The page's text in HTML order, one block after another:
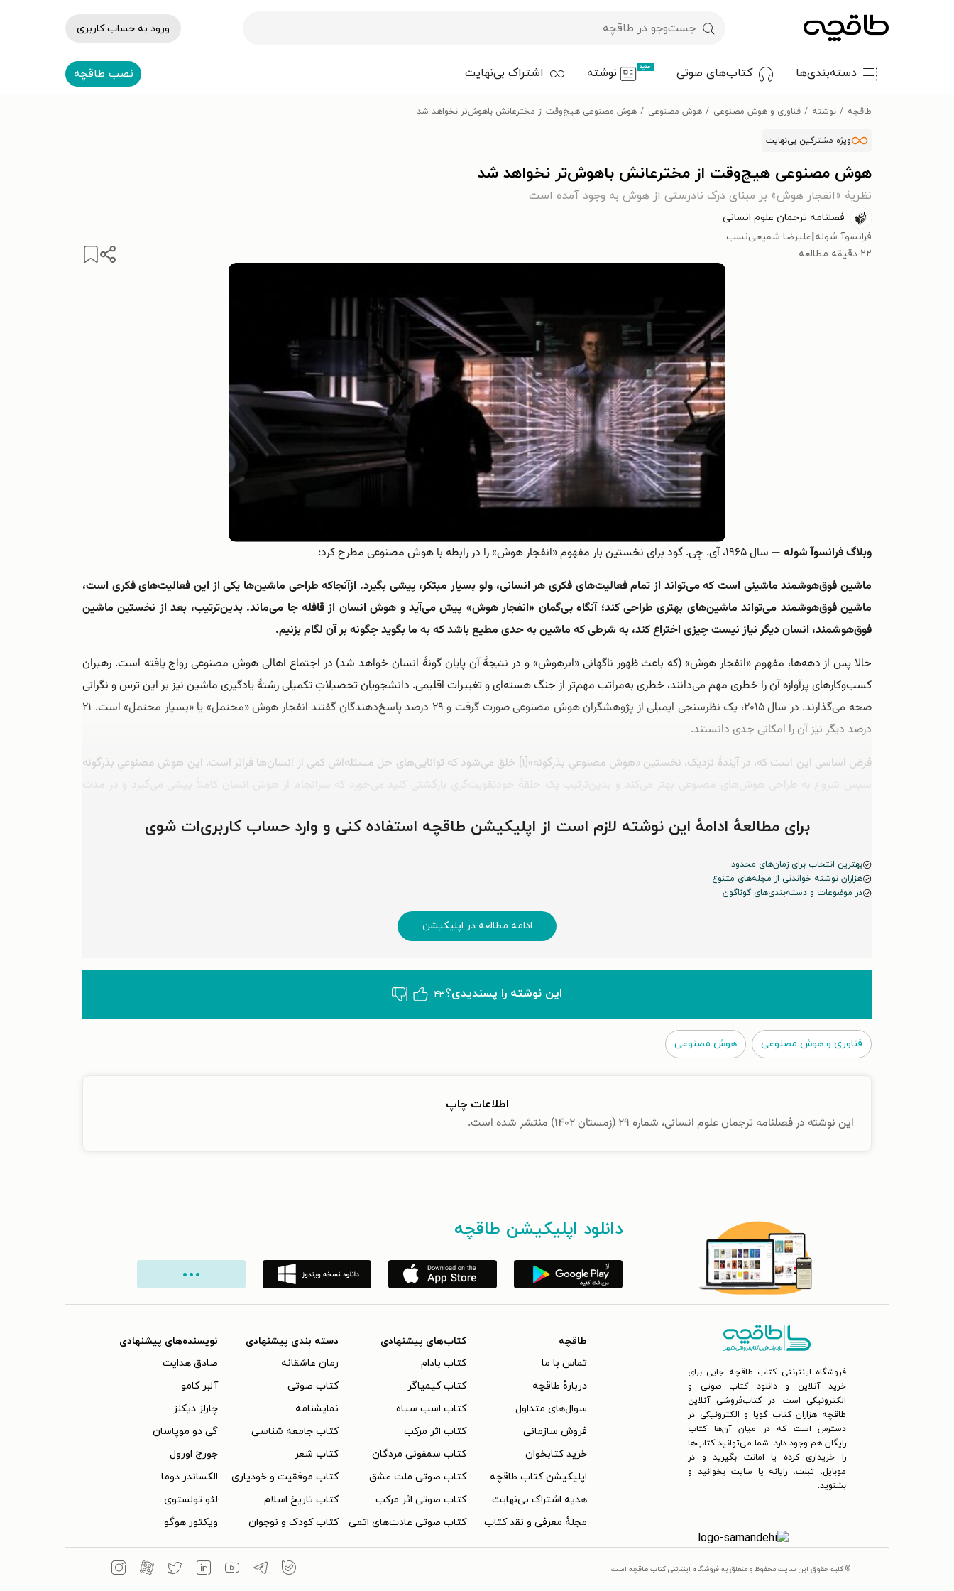
ورود به حساب کاربری
دسته‌بندی‌ها کتاب‌های صوتی جدید نوشته اشتراک بی‌نهایت نصب طاقچه
طاقچه نوشته فناوری و هوش مصنوعی هوش مصنوعی هوش مصنوعی هیچ‌وقت از مخترعانش باهوش‌تر نخواهد شد
ویژه مشترکین بی‌نهایت
هوش مصنوعی هیچ‌وقت از مخترعانش باهوش‌تر نخواهد شد
نظریۀ «انفجار هوش» بر مبنای درک نادرستی از هوش به وجود آمده است
فصلنامه ترجمان علوم انسانی
فرانسوآ شوله علیرضا شفیعی‌نسب
۲۲ دقیقه مطالعه
وبلاگ فرانسوآ شوله — سال ۱۹۶۵، آی. جِی. گود برای نخستین بار مفهوم «انفجار هوش» را در رابطه با هوش مصنوعی مطرح کرد:
ماشین فوق‌هوشمند ماشینی است که می‌تواند از تمام فعالیت‌های فکری هر انسانی، ولو بسیار مبتکر، پیشی بگیرد. ازآنجاکه طراحی ماشین‌ها یکی از این فعالیت‌های فکری است،
ماشین فوق‌هوشمند می‌تواند ماشین‌های بهتری طراحی کند؛ آنگاه بی‌گمان «انفجار هوش» پیش می‌آید و هوش انسان از قافله جا می‌ماند. بدین‌ترتیب، بعد از نخستین ماشین
فوق‌هوشمند، انسان دیگر نیاز نیست چیزی اختراع کند، به شرطی که ماشین به حدی مطیع باشد که به ما بگوید چگونه بر آن لگام بزنیم.
حالا پس از دهه‌ها، مفهوم «انفجار هوش» (که باعث ظهور ناگهانی «ابرهوش» و در نتیجۀ آن پایان گونۀ انسان خواهد شد) در اجتماع اهالی هوش مصنوعی رواج یافته است. رهبران
کسب‌وکارهای پرآوازه آن را خطری مهم می‌دانند، خطری به‌مراتب مهم‌تر از جنگ هسته‌ای و تغییرات اقلیمی. دانشجویان تحصیلاتِ تکمیلی رشتۀ یادگیری ماشین نیز بر این ترس و نگرانی
صحه می‌گذارند. در سال ۲۰۱۵، یک نظرسنجی ایمیلی از پژوهشگران هوش مصنوعی صورت گرفت و ۲۹ درصد پاسخ‌دهندگان گفتند انفجار هوش «محتمل» یا «بسیار محتمل» است. ۲۱
درصد دیگر نیز آن را امکانی جدی دانستند.
فرض اساسی این است که، در آیندۀ نزدیک، نخستین «هوش مصنوعیِ بذرگونه»[۱] خلق می‌شود که توانایی‌های حل مسئله‌اش کمی از انسان‌ها فراتر است. این هوش مصنوعیِ بذرگونه
سپس شروع به طراحی هوش‌های مصنوعی بهتر می‌کند و بدین‌ترتیب یک حلقۀ خودتقویت‌گریِ بازگشتی کلید می‌خورد که سرانجام از هوش انسان کاملاً پیشی می‌گیرد و در مدت
برای مطالعهٔ ادامهٔ این نوشته لازم است از اپلیکیشن طاقچه استفاده کنی و وارد حساب کاربری‌ات شوی
بهترین انتخاب برای زمان‌های محدود
هزاران نوشته خواندنی از مجله‌های متنوع
در موضوعات و دسته‌بندی‌های گوناگون
ادامه مطالعه در اپلیکیشن
این نوشته‌ را پسندیدی؟۴۳
فناوری و هوش مصنوعی هوش مصنوعی
اطلاعات چاپ
این نوشته در فصلنامه ترجمان علوم انسانی، شماره ۲۹ (زمستان ۱۴۰۲) منتشر شده است.
دانلود اپلیکیشن طاقچه
فروشگاه اینترنتی کتاب طاقچه جایی برای
خرید آنلاین و دانلود کتاب صوتی و
الکترونیکی است. در کتاب‌فروشی آنلاین
طاقچه هزاران کتاب گویا و الکترونیکی در
دسترس است که در میان آن‌ها کتاب
رایگان هم وجود دارد. شما می‌توانید کتاب‌ها
را خریداری کرده یا امانت بگیرید و در
موبایل، تبلت، رایانه یا سایت بخوانید و
بشنوید.
طاقچه
تماس با ما
دربارهٔ طاقچه
سوال‌های متداول
فروش سازمانی
خرید کتابخوان
اپلیکیشن کتاب طاقچه
هدیه اشتراک بی‌نهایت
مجلهٔ معرفی و نقد کتاب
کتاب‌های پیشنهادی
کتاب بادام
کتاب کیمیاگر
کتاب اسب سیاه
کتاب اثر مرکب
کتاب سمفونی مردگان
کتاب صوتی ملت عشق
کتاب صوتی اثر مرکب
کتاب صوتی عادت‌های اتمی
دسته بندی پیشنهادی
رمان عاشقانه
کتاب‌ صوتی
نمایشنامه
کتاب جامعه شناسی
کتاب شعر
کتاب موفقیت و خودیاری
کتاب تاریخ اسلام
کتاب کودک و نوجوان
نویسنده‌های پیشنهادی
صادق هدایت
آلبر کامو
چارلز دیکنز
گی دو موپاسان
جورج اورول
الکساندر دوما
لئو تولستوی
ویکتور هوگو
© کلیه حقوق این سایت محفوظ و متعلق به فروشگاه اینترنتی کتاب طاقچه است.